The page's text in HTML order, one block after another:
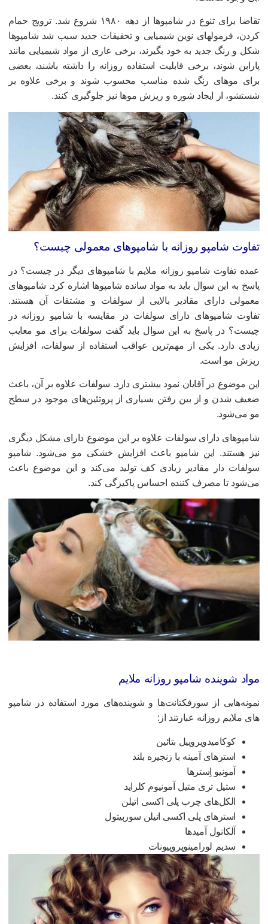
تقاضا برای تنوع در شامپوها از دهه ۱۹۸۰ شروع شد. ترویج حمام
فرمولهای نوین شیمیایی و تحقیقات جدید سبب شد شامپوها
و رنگ جدید به خود بگیرند، برخی عاری از مواد شیمیایی مانند
شوند، برخی قابلیت استفاده روزانه را داشته باشند، بعضی
موهای رنگ شده مناسب محسوب شوند و برخی علاوه بر
از ایجاد شوره و ریزش موها نیز جلوگیری کنند.
شامپو روزانه با شامپوهای معمولی چیست؟
تفاوت شامپو روزانه ملایم با شامپوهای دیگر در چیست؟ در
به این سوال باید به مواد سانده شامپوها اشاره کرد. شامپوهای
دارای مقادیر بالایی از سولفات و مشتقات آن هستند.
شامپوهای دارای سولفات در مقایسه با شامپو روزانه در
در پاسخ به این سوال باید گفت سولفات برای مو معایب
دارد. یکی از مهم‌ترین عواقب استفاده از سولفات، افزایش
مو است.
موضوع در آقایان نمود بیشتری دارد. سولفات علاوه بر آن، باعث
شدن و از بین رفتن بسیاری از پروتئین‌های موجود در سطح
می‌شود.
دارای سولفات علاوه بر این موضوع دارای مشکل دیگری
هستند. این شامپو باعث افزایش خشکی مو می‌شود. شامپو
دار مقادیر زیادی کف تولید می‌کند و این موضوع باعث
تا مصرف کننده احساس پاکیزگی کند.
شوینده شامپو روزانه ملایم
از سورفکتانت‌ها و شوینده‌های مورد استفاده در شامپو
ملایم روزانه عبارتند از:
کوکامیدوپروپیل بتائین
استرهای آمینه با زنجیره بلند
آمونیو اِسترها
ستیل تری متیل آمونیوم کلراید
الکل‌های چرب پلی اکسی اتیلن
استرهای پلی اکسی اتیلن سوربیتول
آلکانول آمیدها
سدیم لورامینوپروپیونات